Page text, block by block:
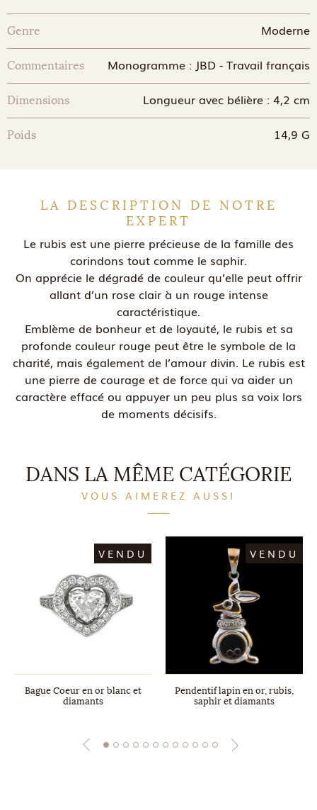
Genre Moderne
Commentaires Monogramme : JBD - Travail français
Dimensions Longueur avec bélière : 4,2 cm
Poids 14,9 G
LA DESCRIPTION DE NOTRE
EXPERT
Le rubis est une pierre précieuse de la famille des
corindons tout comme le saphir.
On apprécie le dégradé de couleur qu’elle peut offrir
allant d’un rose clair à un rouge intense
caractéristique.
Emblème de bonheur et de loyauté, le rubis et sa
profonde couleur rouge peut être le symbole de la
charité, mais également de l’amour divin. Le rubis est
une pierre de courage et de force qui va aider un
caractère effacé ou appuyer un peu plus sa voix lors
de moments décisifs.
DANS LA MÊME CATÉGORIE
VOUS AIMEREZ AUSSI
VENDU
Bague Coeur en or blanc et
diamants
VENDU
Pendentif lapin en or, rubis,
saphir et diamants